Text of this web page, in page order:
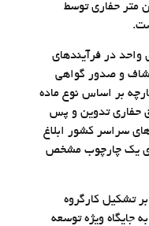
متر حفاری توسط
واحد در فرآیندهای
و صدور گواهی
بر اساس نوع ماده
حفاری تدوین و پس
سراسر کشور ابلاغ
یک چارچوب مشخص
تشکیل کارگروه
جایگاه ویژه توسعه